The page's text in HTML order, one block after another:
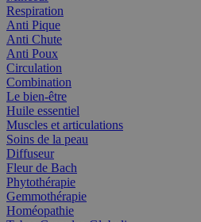
Respiration
Anti Pique
Anti Chute
Anti Poux
Circulation
Combination
Le bien-être
Huile essentiel
Muscles et articulations
Soins de la peau
Diffuseur
Fleur de Bach
Phytothérapie
Gemmothérapie
Homéopathie